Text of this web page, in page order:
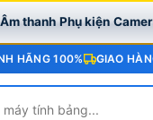
thanh Phụ kiện
HÃNG 100% GIAO